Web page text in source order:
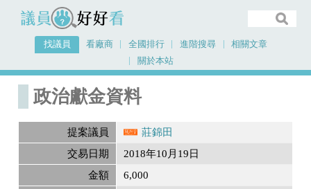
議員好好看
找議員 看廠商 全國排行 進階搜尋
相關文章
關於本站
首頁
政治獻金資料
提案議員
莊錦田
交易日期
2018年10月19日
金額
6,000